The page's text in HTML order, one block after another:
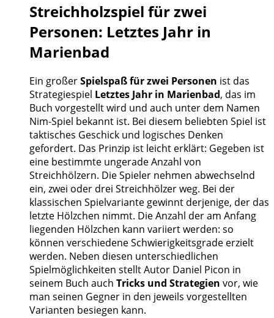
Streichholzspiel für zwei
Personen: Letztes Jahr in
Marienbad
Ein großerSpielspaß für zwei Personen ist das
Strategiespiel Letztes Jahr in Marienbad, das im
Buch vorgestellt wird und auch unter dem Namen
Nim-Spiel bekannt ist. Bei diesem beliebten Spiel ist
taktisches Geschick und logisches Denken
gefordert. Das Prinzip ist leicht erklärt: Gegeben ist
eine bestimmte ungerade Anzahl von
Streichhölzern. Die Spieler nehmen abwechselnd
ein, zwei oder drei Streichhölzer weg. Bei der
klassischen Spielvariante gewinnt derjenige, der das
letzte Hölzchen nimmt. Die Anzahl der am Anfang
liegenden Hölzchen kann variiert werden: so
können verschiedene Schwierigkeitsgrade erzielt
werden. Neben diesen unterschiedlichen
Spielmöglichkeiten stellt Autor Daniel Picon in
seinem Buch auch Tricks und Strategien vor, wie
man seinen Gegner in den jeweils vorgestellten
Varianten besiegen kann.